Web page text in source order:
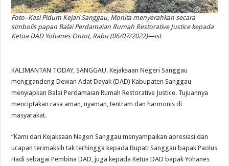
Foto–Kasi Pidum Kejari Sanggau, Monita menyerahkan secara
simbolis papan Balai Perdamaian Rumah Restorative Justice kepada
Ketua DAD Yohanes Ontot, Rabu (06/07/2022)—ist
KALIMANTAN TODAY, SANGGAU. Kejaksaan Negeri Sanggau
menggandeng Dewan Adat Dayak (DAD) Kabupaten Sanggau
menyiapkan Balai Perdamaian Rumah Restorative Justice. Tujuannya
menciptakan rasa aman, nyaman, tentram dan harmonis di
masyarakat.
“Kami dari Kejaksaan Negeri Sanggau menyampaikan apresiasi dan
ucapan terimaksih tak terhingga kepada Bupati Sanggau bapak Paolus
Hadi sebagai Pembina DAD, juga kepada Ketua DAD bapak Yohanes